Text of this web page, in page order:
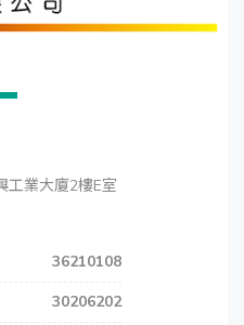
工業大廈2樓E室
36210108
30206202